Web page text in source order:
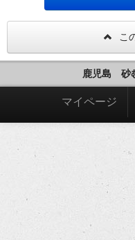
こ
鹿児島 砂
マイページ